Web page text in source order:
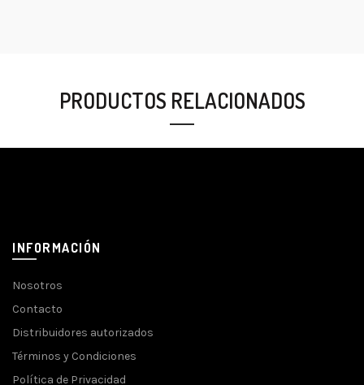
PRODUCTOS RELACIONADOS
INFORMACIÓN
Nosotros
Contacto
Distribuidores autorizados
Términos y Condiciones
Política de Privacidad